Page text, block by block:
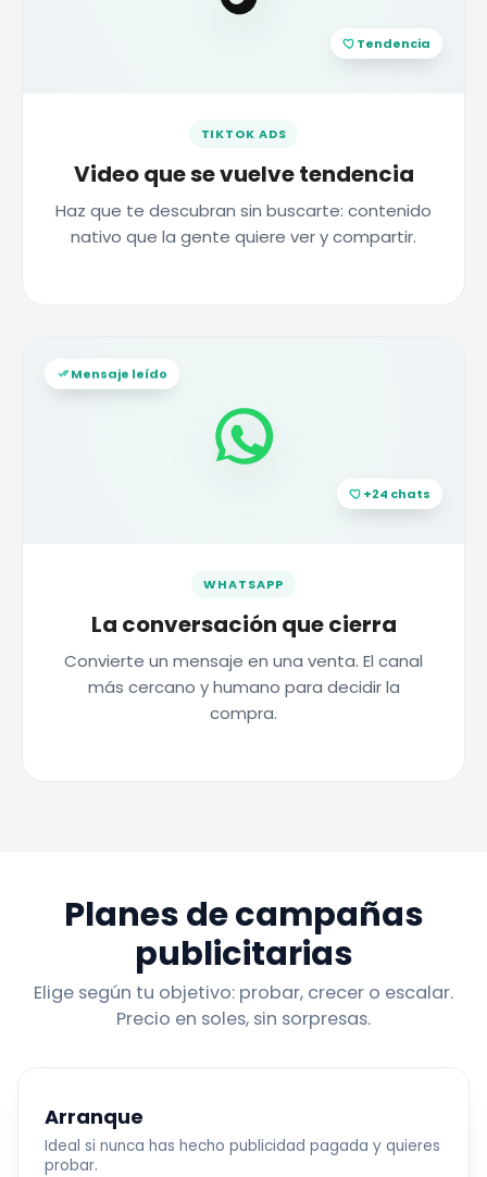
Tendencia
TIKTOK ADS
Video que se vuelve tendencia
Haz que te descubran sin buscarte: contenido
nativo que la gente quiere ver y compartir.
Mensaje leído
+24 chats
WHATSAPP
La conversación que cierra
Convierte un mensaje en una venta. El canal
más cercano y humano para decidir la
compra.
Planes de campañas
publicitarias
Elige según tu objetivo: probar, crecer o escalar.
Precio en soles, sin sorpresas.
Arranque
Ideal si nunca has hecho publicidad pagada y quieres
probar.